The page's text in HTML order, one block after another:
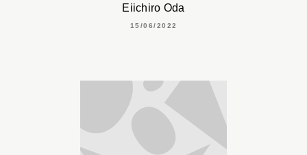
Eiichiro Oda
15/06/2022